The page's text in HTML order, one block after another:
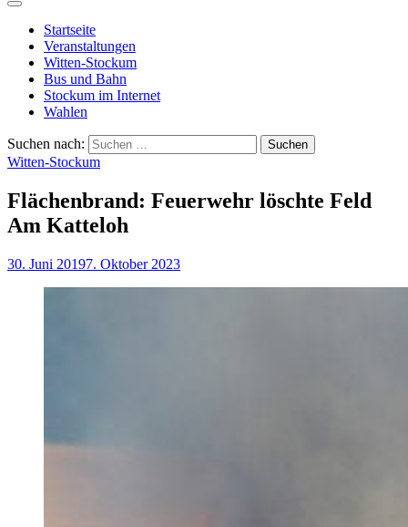
Startseite
Veranstaltungen
Witten-Stockum
Bus und Bahn
Stockum im Internet
Wahlen
Suchen nach:
Witten-Stockum
Flächenbrand: Feuerwehr löschte Feld
Am Katteloh
30. Juni 20197. Oktober 2023